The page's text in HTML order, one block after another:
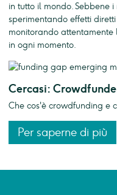
in tutto il mondo. Sebbene
sperimentando effetti
monitorando
in ogni momento.
Cercasi:
Che cos'è crowdfunding e
Per saperne di più